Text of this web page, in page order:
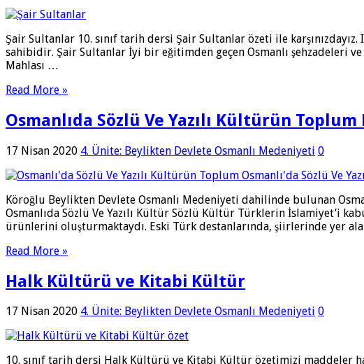
Şair Sultanlar 10. sınıf tarih dersi Şair Sultanlar özeti ile
sahibidir. Şair Sultanlar İyi bir eğitimden geçen Osmanlı şehzadeleri
Mahlası …
Read More »
Osmanlıda Sözlü Ve Yazılı Kültürün
17 Nisan 2020 4. Ünite: Beylikten Devlete Osmanlı Medeniyeti 0
Köroğlu Beylikten Devlete Osmanlı Medeniyeti dahilinde bulunan
Osmanlıda Sözlü Ve Yazılı Kültür Sözlü Kültür Türklerin İslamiyet’i
ürünlerini oluşturmaktaydı. Eski Türk destanlarında, şiirlerinde yer
Read More »
Halk Kültürü ve Kitabi Kültür
17 Nisan 2020 4. Ünite: Beylikten Devlete Osmanlı Medeniyeti 0
10. sınıf tarih dersi Halk Kültürü ve Kitabi Kültür özetimizi maddeler